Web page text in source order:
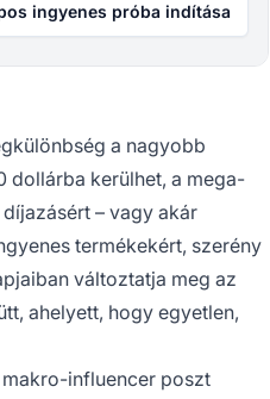
ingyenes próba indítása
a nagyobb
dollárba kerülhet, a mega-
– vagy akár
termékekért, szerény
változtatja meg az
ahelyett, hogy egyetlen,
influencer poszt